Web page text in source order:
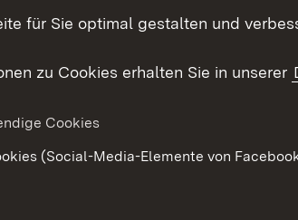
Landesportal
für Sie optimal gestalten und
zu Cookies erhalten Sie in unserer
Cookies
(Social-Media-Elemente von